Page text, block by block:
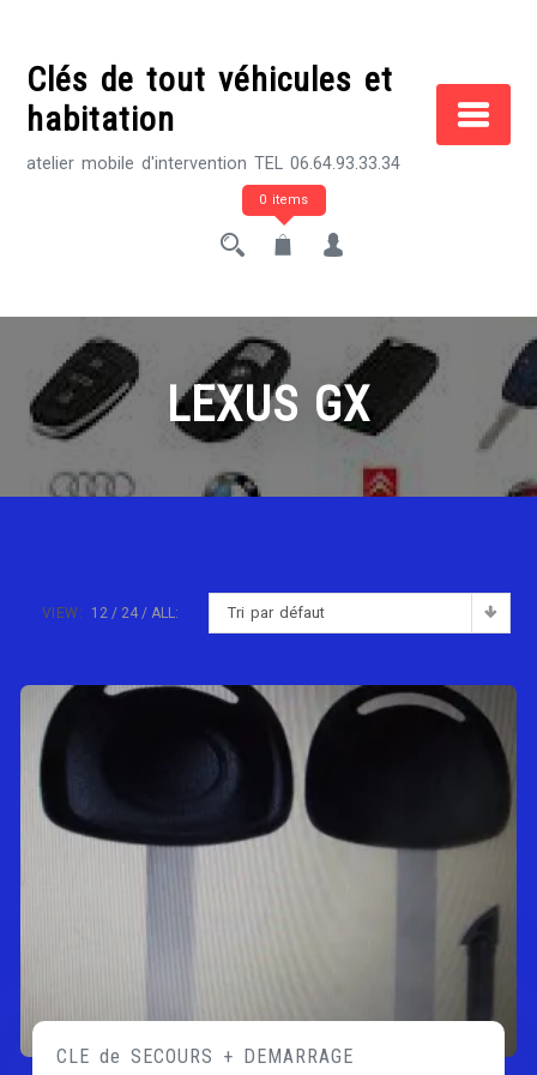
contentClés de tout véhicules et
habitation
atelier mobile d'intervention TEL 06.64.93.33.34
0 items
LEXUS GX
Tri par défaut
VIEW: 12 24 ALL:
CLE de SECOURS + DEMARRAGE